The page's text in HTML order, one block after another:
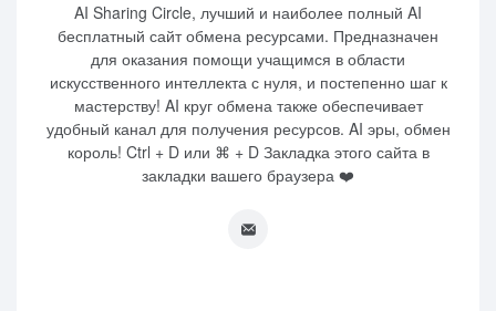
AI Sharing Circle, лучший и наиболее полный AI
бесплатный сайт обмена ресурсами. Предназначен
для оказания помощи учащимся в области
искусственного интеллекта с нуля, и постепенно шаг к
мастерству! AI круг обмена также обеспечивает
удобный канал для получения ресурсов. AI эры, обмен
король! Ctrl + D или ⌘ + D Закладка этого сайта в
закладки вашего браузера ❤️